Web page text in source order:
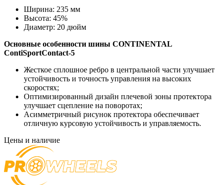
Ширина: 235 мм
Высота: 45%
Диаметр: 20 дюйм
Основные особенности шины CONTINENTAL
ContiSportContact-5
Жесткое сплошное ребро в центральной части улучшает
устойчивость и точность управления на высоких
скоростях;
Оптимизированный дизайн плечевой зоны протектора
улучшает сцепление на поворотах;
Асимметричный рисунок протектора обеспечивает
отличную курсовую устойчивость и управляемость.
Цены и наличие